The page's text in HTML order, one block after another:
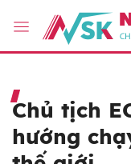
Chủ tịch
hướng